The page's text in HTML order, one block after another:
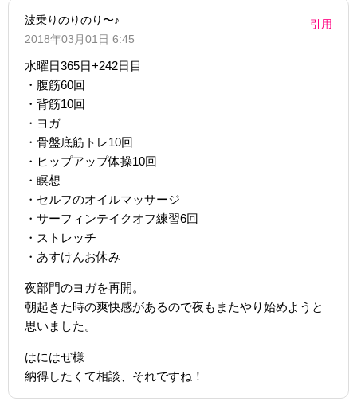
波乗りのりのり〜♪
2018年03月01日 6:45
引用
水曜日365日+242日目
・腹筋60回
・背筋10回
・ヨガ
・骨盤底筋トレ10回
・ヒップアップ体操10回
・瞑想
・セルフのオイルマッサージ
・サーフィンテイクオフ練習6回
・ストレッチ
・あすけんお休み
夜部門のヨガを再開。
朝起きた時の爽快感があるので夜もまたやり始めようと
思いました。
はにはぜ様
納得したくて相談、それですね！